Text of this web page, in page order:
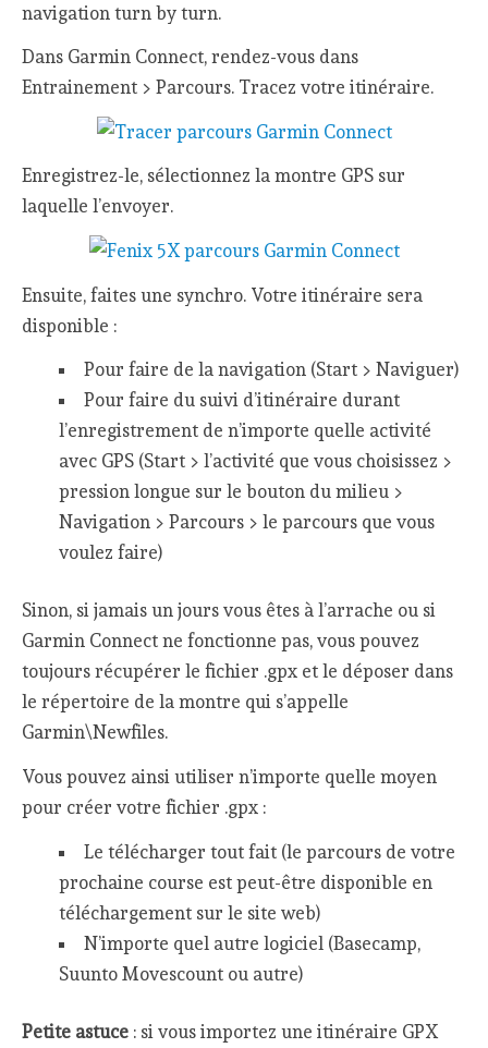
navigation turn by turn.
Dans Garmin Connect, rendez-vous dans
Entrainement > Parcours. Tracez votre itinéraire.
Enregistrez-le, sélectionnez la montre GPS sur
laquelle l’envoyer.
Ensuite, faites une synchro. Votre itinéraire sera
disponible :
Pour faire de la navigation (Start > Naviguer)
Pour faire du suivi d’itinéraire durant
l’enregistrement de n’importe quelle activité
avec GPS (Start > l’activité que vous choisissez >
pression longue sur le bouton du milieu >
Navigation > Parcours > le parcours que vous
voulez faire)
Sinon, si jamais un jours vous êtes à l’arrache ou si
Garmin Connect ne fonctionne pas, vous pouvez
toujours récupérer le fichier .gpx et le déposer dans
le répertoire de la montre qui s’appelle
Garmin\Newfiles.
Vous pouvez ainsi utiliser n’importe quelle moyen
pour créer votre fichier .gpx :
Le télécharger tout fait (le parcours de votre
prochaine course est peut-être disponible en
téléchargement sur le site web)
N’importe quel autre logiciel (Basecamp,
Suunto Movescount ou autre)
Petite astuce : si vous importez une itinéraire GPX